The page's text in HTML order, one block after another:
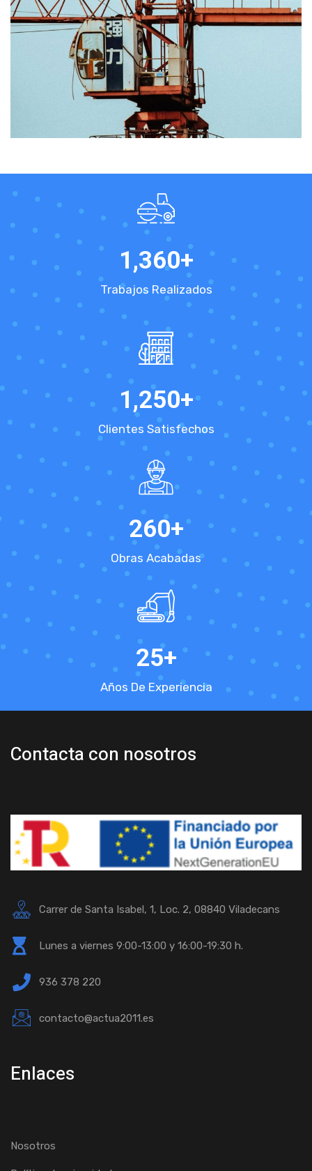
1,360+
Trabajos Realizados
1,250+
Clientes Satisfechos
260+
Obras Acabadas
25+
Años De Experiencia
Contacta con nosotros
Carrer de Santa Isabel, 1, Loc. 2, 08840 Viladecans
Lunes a viernes 9:00-13:00 y 16:00-19:30 h.
936 378 220
contacto@actua2011.es
Enlaces
Nosotros